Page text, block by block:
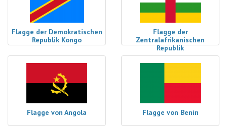
Flagge der Demokratischen
Republik Kongo
Flagge der
Zentralafrikanischen
Republik
Flagge von Angola Flagge von Benin